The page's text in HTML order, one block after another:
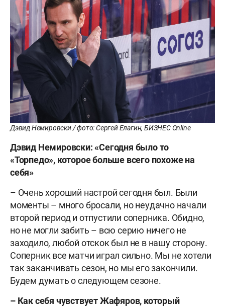
Дэвид Немировски / фото: Сергей Елагин, БИЗНЕС Online
Дэвид Немировски: «Сегодня было то
«Торпедо», которое больше всего похоже на
себя»
– Очень хороший настрой сегодня был. Были
моменты – много бросали, но неудачно начали
второй период и отпустили соперника. Обидно,
но не могли забить – всю серию ничего не
заходило, любой отскок был не в нашу сторону.
Соперник все матчи играл сильно. Мы не хотели
так заканчивать сезон, но мы его закончили.
Будем думать о следующем сезоне.
– Как себя чувствует Жафяров, который